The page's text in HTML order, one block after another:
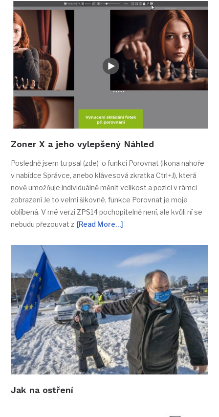
Zoner X a jeho vylepšený Náhled
Posledně jsem tu psal (zde) o funkci Porovnat (ikona nahoře
v nabídce Správce, anebo klávesová zkratka Ctrl+J), která
nově umožňuje individuálně měnit velikost a pozici v rámci
zobrazení Je to velmi šikovné, funkce Porovnat je moje
oblíbená. V mé verzi ZPS14 pochopitelně není, ale kvůli ní se
nebudu přezouvat z [Read More…]
Jak na ostření